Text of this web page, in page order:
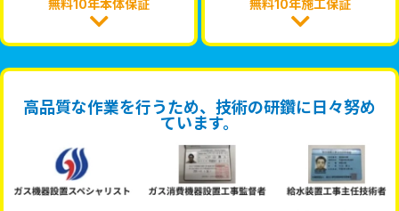
無料10年本体保証 無料10年施工保証
高品質な作業を行うため、技術の研鑽に日々努め
ています。